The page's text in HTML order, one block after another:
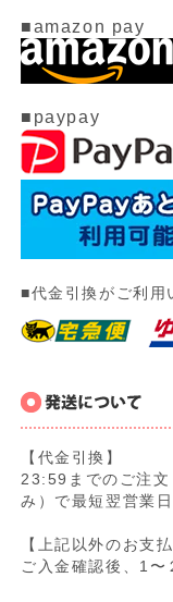
■amazon pay
■paypay
■代金引換がご利用
【代金引換】
23:59までのご注文
み）で最短翌営業
【上記以外のお支
ご入金確認後、1〜